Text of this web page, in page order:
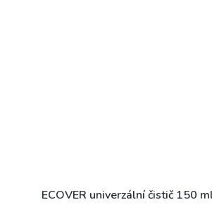
ECOVER univerzální čistič 150